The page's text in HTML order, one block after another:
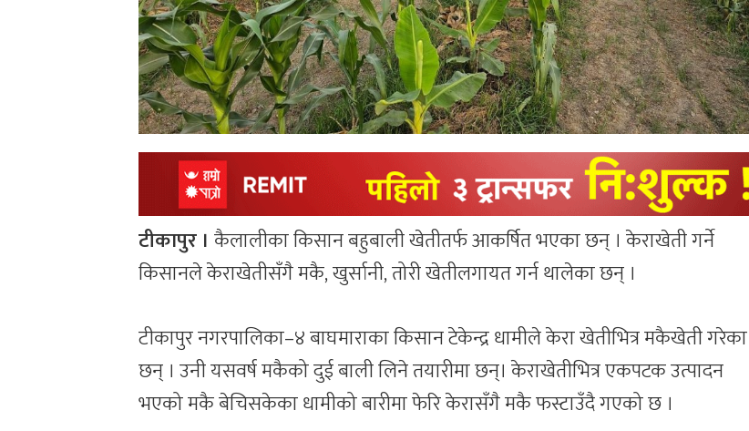
टीकापुर । कैलालीका किसान बहुबाली खेतीतर्फ आकर्षित भएका छन् । केराखेती गर्ने
किसानले केराखेतीसँगै मकै, खुर्सानी, तोरी खेतीलगायत गर्न थालेका छन् ।
टीकापुर नगरपालिका–४ बाघमाराका किसान टेकेन्द्र धामीले केरा खेतीभित्र मकैखेती गरेका
छन् । उनी यसवर्ष मकैको दुई बाली लिने तयारीमा छन्। केराखेतीभित्र एकपटक उत्पादन
भएको मकै बेचिसकेका धामीको बारीमा फेरि केरासँगै मकै फस्टाउँदै गएको छ ।